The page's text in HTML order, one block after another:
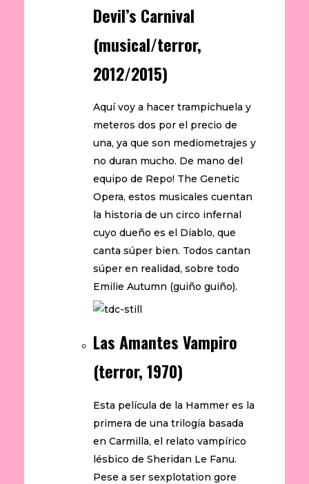
Devil’s Carnival
(musical/terror,
2012/2015)
Aquí voy a hacer trampichuela y
meteros dos por el precio de
una, ya que son mediometrajes y
no duran mucho. De mano del
equipo de Repo! The Genetic
Opera, estos musicales cuentan
la historia de un circo infernal
cuyo dueño es el Diablo, que
canta súper bien. Todos cantan
súper en realidad, sobre todo
Emilie Autumn (guiño guiño).
Las Amantes Vampiro
(terror, 1970)
Esta película de la Hammer es la
primera de una trilogía basada
en Carmilla, el relato vampírico
lésbico de Sheridan Le Fanu.
Pese a ser sexplotation gore